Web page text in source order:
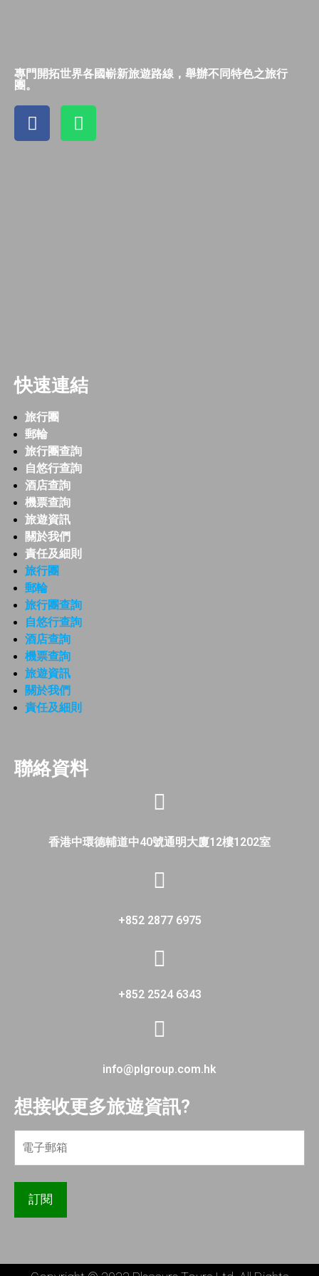
專門開拓世界各國嶄新旅遊路線，舉辦不同特色之旅行
團。
快速連結
旅行團
郵輪
旅行團查詢
自悠行查詢
酒店查詢
機票查詢
旅遊資訊
關於我們
責任及細則
旅行團
郵輪
旅行團查詢
自悠行查詢
酒店查詢
機票查詢
旅遊資訊
關於我們
責任及細則
聯絡資料
香港中環德輔道中40號通明大廈12樓1202室
+852 2877 6975
+852 2524 6343
info@plgroup.com.hk
想接收更多旅遊資訊?